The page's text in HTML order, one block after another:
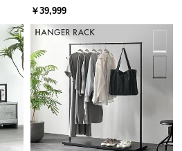
ターテーブル 美しい格子デザイン
￥39,999